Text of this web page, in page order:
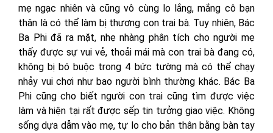
mẹ ngạc nhiên và cũng vô cùng lo lắng, mắng cô bạn
thân là có thể làm bị thương con trai bà. Tuy nhiên, Bác
Ba Phi đã ra mặt, nhẹ nhàng phân tích cho người mẹ
thấy được sự vui vẻ, thoải mái mà con trai bà đang có,
không bị bó buộc trong 4 bức tường mà có thể chạy
nhảy vui chơi như bao người bình thường khác. Bác Ba
Phi cũng cho biết người con trai cũng tìm được việc
làm và hiện tại rất được sếp tin tưởng giao việc. Không
sống dựa dẫm vào mẹ, tự lo cho bản thân bằng bàn tay